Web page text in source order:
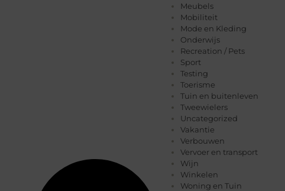
Meubels
Mobiliteit
Mode en Kleding
Onderwijs
Recreation / Pets
Sport
Testing
Toerisme
Tuin en buitenleven
Tweewielers
Uncategorized
Vakantie
Verbouwen
Vervoer en transport
Wijn
Winkelen
Woning en Tuin